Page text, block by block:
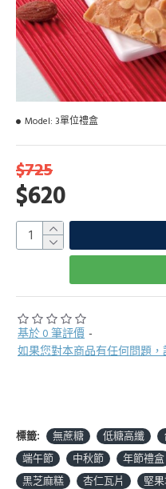
基於 0 筆評價 -
如果您對本商品有任何問題
$620
$725
Model: 3單位禮盒
標籤: 無蔗糖 低糖高纖
端午節
中秋節 年節禮盒
黑芝麻糕
杏仁瓦片 堅